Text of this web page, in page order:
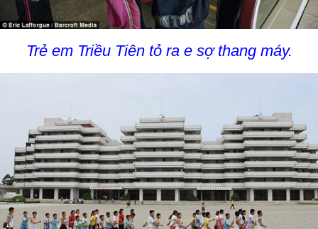
Trẻ em Triều Tiên tỏ ra e sợ thang máy.